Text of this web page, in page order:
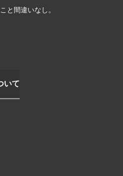
と間違いなし。
いて